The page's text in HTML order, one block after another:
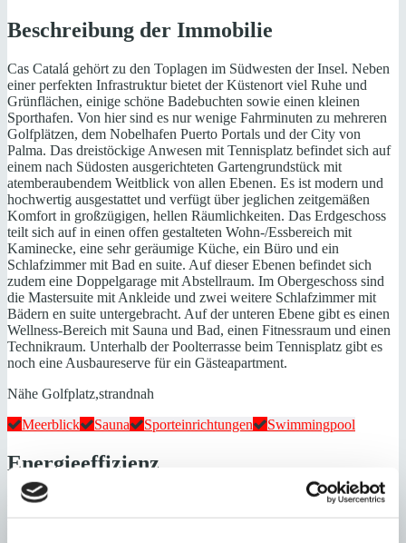
Beschreibung der Immobilie
Cas Catalá gehört zu den Toplagen im Südwesten der Insel. Neben
einer perfekten Infrastruktur bietet der Küstenort viel Ruhe und
Grünflächen, einige schöne Badebuchten sowie einen kleinen
Sporthafen. Von hier sind es nur wenige Fahrminuten zu mehreren
Golfplätzen, dem Nobelhafen Puerto Portals und der City von
Palma. Das dreistöckige Anwesen mit Tennisplatz befindet sich auf
einem nach Südosten ausgerichteten Gartengrundstück mit
atemberaubendem Weitblick von allen Ebenen. Es ist modern und
hochwertig ausgestattet und verfügt über jeglichen zeitgemäßen
Komfort in großzügigen, hellen Räumlichkeiten. Das Erdgeschoss
teilt sich auf in einen offen gestalteten Wohn-/Essbereich mit
Kaminecke, eine sehr geräumige Küche, ein Büro und ein
Schlafzimmer mit Bad en suite. Auf dieser Ebenen befindet sich
zudem eine Doppelgarage mit Abstellraum. Im Obergeschoss sind
die Mastersuite mit Ankleide und zwei weitere Schlafzimmer mit
Bädern en suite untergebracht. Auf der unteren Ebene gibt es einen
Wellness-Bereich mit Sauna und Bad, einen Fitnessraum und einen
Technikraum. Unterhalb der Poolterrasse beim Tennisplatz gibt es
noch eine Ausbaureserve für ein Gästeapartment.
Nähe Golfplatz,strandnah
Meerblick
Sauna Sporteinrichtungen Swimmingpool
Energieeffizienz
Energiezertifikat wurde beantragt
A